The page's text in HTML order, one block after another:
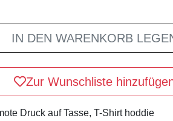
IN DEN WARENKORB
Zur Wunschliste
Druck auf Tasse, T-Shirt hoddie